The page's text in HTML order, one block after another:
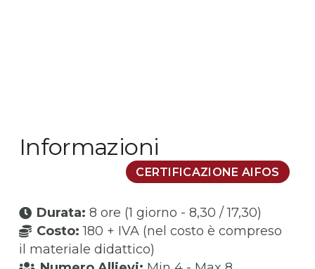
Informazioni
CERTIFICAZIONE AIFOS
Durata:8 ore (1 giorno - 8,30 / 17,30)
Costo:180 + IVA (nel costo è compreso
il materiale didattico)